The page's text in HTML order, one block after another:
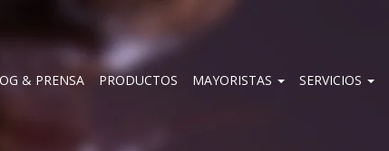
& PRENSA PRODUCTOS MAYORISTAS SERVICIOS